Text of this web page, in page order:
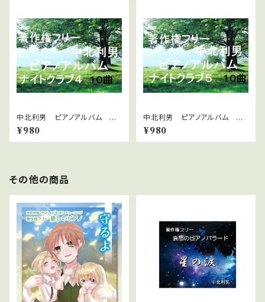
中北利男 ピアノアルバム ナ
イトクラブ4
¥980
中北利男 ピアノアルバム ナ
イトクラブ5
¥980
その他の商品